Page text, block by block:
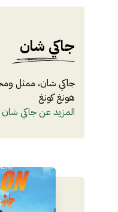
جاكي شان
جاكي شان، ممثل
هونغ كونغ
المزيد عنجاكي شان